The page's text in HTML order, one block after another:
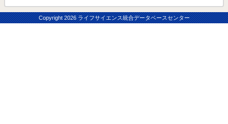
Copyright2026 ライフサイエンス統合データベースセンター